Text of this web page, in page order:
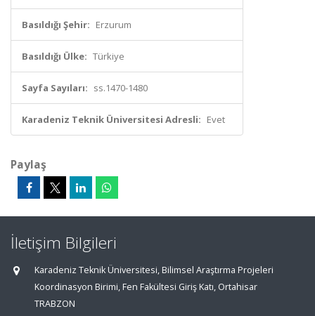
Basıldığı Şehir: Erzurum
Basıldığı Ülke: Türkiye
Sayfa Sayıları: ss.1470-1480
Karadeniz Teknik Üniversitesi Adresli: Evet
Paylaş
İletişim Bilgileri
Karadeniz Teknik Üniversitesi, Bilimsel Araştırma Projeleri
Koordinasyon Birimi, Fen Fakültesi Giriş Katı, Ortahisar
TRABZON